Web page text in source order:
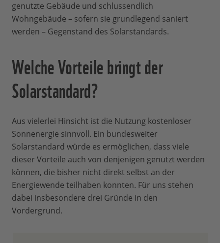
genutzte Gebäude und schlussendlich
Wohngebäude – sofern sie grundlegend saniert
werden – Gegenstand des Solarstandards.
Welche Vorteile bringt der
Solarstandard?
Aus vielerlei Hinsicht ist die Nutzung kostenloser
Sonnenergie sinnvoll. Ein bundesweiter
Solarstandard würde es ermöglichen, dass viele
dieser Vorteile auch von denjenigen genutzt werden
können, die bisher nicht direkt selbst an der
Energiewende teilhaben konnten. Für uns stehen
dabei insbesondere drei Gründe in den
Vordergrund.